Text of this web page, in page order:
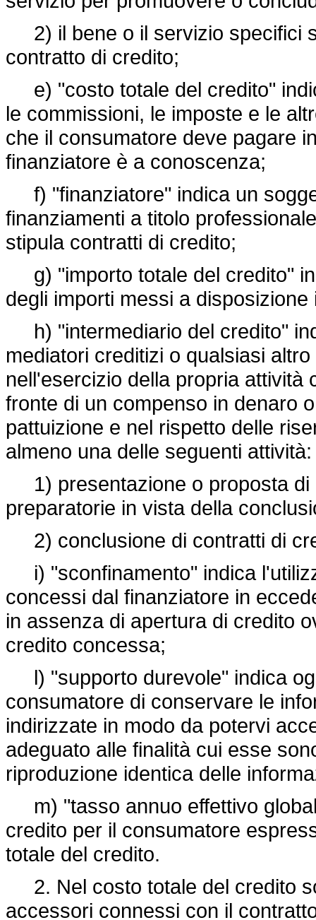
2) il bene o il servizio specifici
contratto di credito;
e) "costo totale del credito"
le commissioni, le imposte e le
che il consumatore deve pagare
finanziatore è a conoscenza;
f) "finanziatore" indica un
finanziamenti a titolo
stipula contratti di credito;
g) "importo totale del credito"
degli importi messi a
h) "intermediario del credito"
mediatori creditizi o qualsiasi
nell'esercizio della propria
fronte di un compenso in denaro
pattuizione e nel rispetto delle
almeno una delle seguenti attività:
1) presentazione o proposta di
preparatorie in vista della
2) conclusione di contratti di
i) "sconfinamento" indica
concessi dal finanziatore in
in assenza di apertura di credito
credito concessa;
l) "supporto durevole" indica
consumatore di conservare le
indirizzate in modo da potervi
adeguato alle finalità cui esse
riproduzione identica delle
m) "tasso annuo effettivo
credito per il consumatore
totale del credito.
2. Nel costo totale del credito
accessori connessi con il